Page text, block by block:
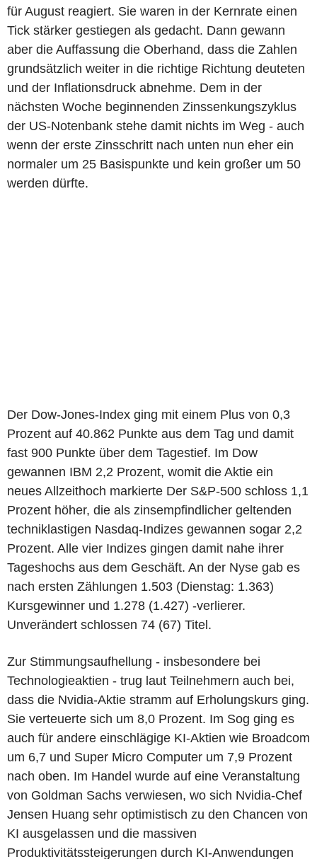
für August reagiert. Sie waren in der Kernrate einen
Tick stärker gestiegen als gedacht. Dann gewann
aber die Auffassung die Oberhand, dass die Zahlen
grundsätzlich weiter in die richtige Richtung deuteten
und der Inflationsdruck abnehme. Dem in der
nächsten Woche beginnenden Zinssenkungszyklus
der US-Notenbank stehe damit nichts im Weg - auch
wenn der erste Zinsschritt nach unten nun eher ein
normaler um 25 Basispunkte und kein großer um 50
werden dürfte.
Der Dow-Jones-Index ging mit einem Plus von 0,3
Prozent auf 40.862 Punkte aus dem Tag und damit
fast 900 Punkte über dem Tagestief. Im Dow
gewannen IBM 2,2 Prozent, womit die Aktie ein
neues Allzeithoch markierte Der S&P-500 schloss 1,1
Prozent höher, die als zinsempfindlicher geltenden
techniklastigen Nasdaq-Indizes gewannen sogar 2,2
Prozent. Alle vier Indizes gingen damit nahe ihrer
Tageshochs aus dem Geschäft. An der Nyse gab es
nach ersten Zählungen 1.503 (Dienstag: 1.363)
Kursgewinner und 1.278 (1.427) -verlierer.
Unverändert schlossen 74 (67) Titel.
Zur Stimmungsaufhellung - insbesondere bei
Technologieaktien - trug laut Teilnehmern auch bei,
dass die Nvidia-Aktie stramm auf Erholungskurs ging.
Sie verteuerte sich um 8,0 Prozent. Im Sog ging es
auch für andere einschlägige KI-Aktien wie Broadcom
um 6,7 und Super Micro Computer um 7,9 Prozent
nach oben. Im Handel wurde auf eine Veranstaltung
von Goldman Sachs verwiesen, wo sich Nvidia-Chef
Jensen Huang sehr optimistisch zu den Chancen von
KI ausgelassen und die massiven
Produktivitätssteigerungen durch KI-Anwendungen